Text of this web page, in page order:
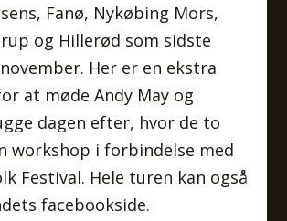
Fanø, Nykøbing Mors,
og Hillerød som sidste
Her er en ekstra
at møde Andy May og
dagen efter, hvor de to
workshop i forbindelse med
Festival. Hele turen kan også
facebookside.